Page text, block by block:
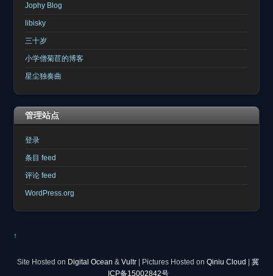
Jophy Blog
libisky
三十岁
小学僧菊苣的博客
星尘独奏曲
管理站点
登录
条目 feed
评论 feed
WordPress.org
↑
Site Hosted on Digital Ocean & Vultr | Pictures Hosted on Qiniu Cloud | 冀
ICP备15002842号